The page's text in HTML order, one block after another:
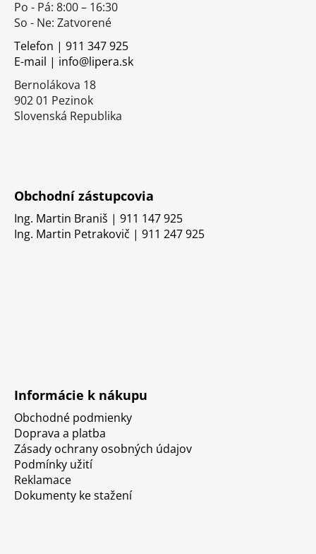
Po - Pá: 8:00 – 16:30
So - Ne: Zatvorené
Telefon | 911 347 925
E-mail | info@lipera.sk
Bernolákova 18
902 01 Pezinok
Slovenská Republika
Obchodní zástupcovia
Ing. Martin Braniš | 911 147 925
Ing. Martin Petrakovič | 911 247 925
Informácie k nákupu
Obchodné podmienky
Doprava a platba
Zásady ochrany osobných údajov
Podmínky užití
Reklamace
Dokumenty ke stažení